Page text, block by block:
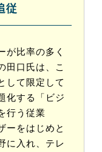
従
が比率の多く
田口氏は、こ
して限定して
化する「ビジ
行う従業
ーをはじめと
に入れ、テレ